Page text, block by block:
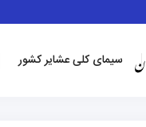
سیمای کلی عشایر کشور